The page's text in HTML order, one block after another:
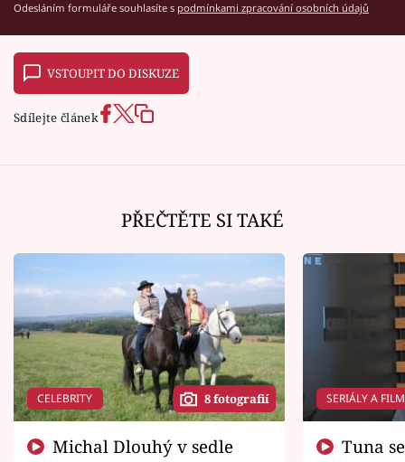
Odesláním formuláře souhlasíte s podmínkami zpracování osobních údajů
VSTOUPIT DO DISKUZE
Sdílejte článek
PŘEČTĚTE SI TAKÉ
CELEBRITY 8 fotografií SERIÁLY A